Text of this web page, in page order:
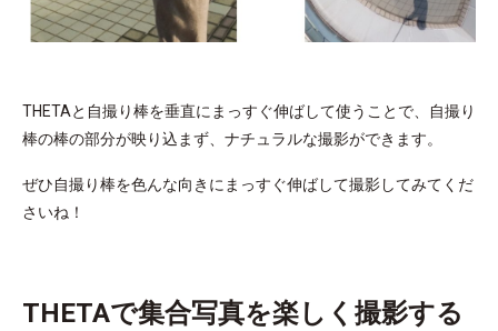
THETAと自撮り棒を垂直にまっすぐ伸ばして使うことで、自撮り
棒の棒の部分が映り込まず、ナチュラルな撮影ができます。
ぜひ自撮り棒を色んな向きにまっすぐ伸ばして撮影してみてくだ
さいね！
THETAで集合写真を楽しく撮影する